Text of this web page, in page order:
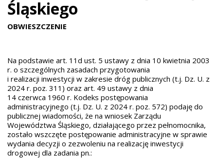
Śląskiego
OBWIESZCZENIE
Na podstawie art. 11d ust. 5 ustawy z dnia 10 kwietnia 2003
r. o szczególnych zasadach przygotowania
i realizacji inwestycji w zakresie dróg publicznych (t.j. Dz. U. z
2024 r. poz. 311) oraz art. 49 ustawy z dnia
14 czerwca 1960 r. Kodeks postępowania
administracyjnego (t.j. Dz. U. z 2024 r. poz. 572) podaję do
publicznej wiadomości, że na wniosek Zarządu
Województwa Śląskiego, działającego przez pełnomocnika,
zostało wszczęte postępowanie administracyjne w sprawie
wydania decyzji o zezwoleniu na realizację inwestycji
drogowej dla zadania pn.: